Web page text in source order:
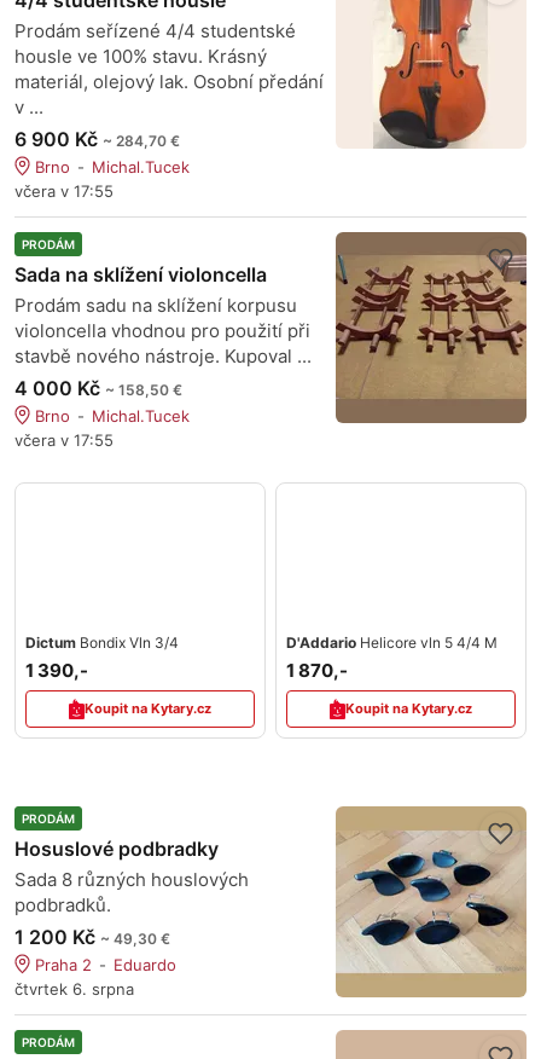
Prodám seřízené 4/4 studentské
housle ve 100% stavu. Krásný
materiál, olejový lak. Osobní předání
v ...
6 900 Kč ~ 284,70 €
Brno
Michal.Tucek
včera v 17:55
PRODÁM
Sada na sklížení violoncella
Prodám sadu na sklížení korpusu
violoncella vhodnou pro použití při
stavbě nového nástroje. Kupoval ...
4 000 Kč ~ 158,50 €
Brno
Michal.Tucek
včera v 17:55
Dictum Bondix Vln 3/4
1 390,-
Koupit na Kytary.cz
D'Addario Helicore vln 5 4/4 M
1 870,-
Koupit na Kytary.cz
PRODÁM
Hosuslové podbradky
Sada 8 různých houslových
podbradků.
1 200 Kč ~ 49,30 €
Praha 2
Eduardo
čtvrtek 6. srpna
PRODÁM